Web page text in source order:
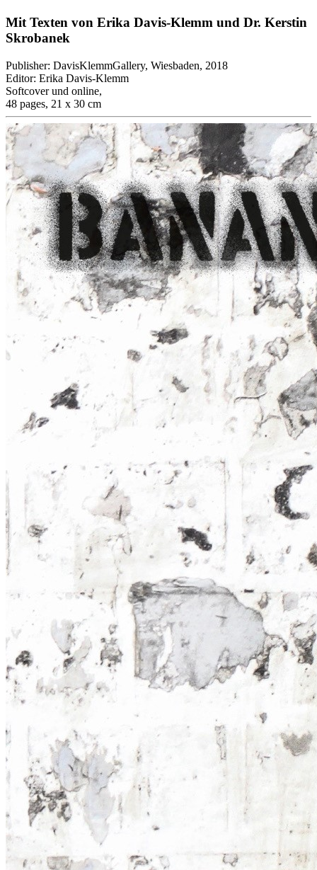
Mit Texten von Erika Davis-Klemm und Dr. Kerstin
Skrobanek
Publisher: DavisKlemmGallery, Wiesbaden, 2018
Editor: Erika Davis-Klemm
Softcover und online,
48 pages, 21 x 30 cm